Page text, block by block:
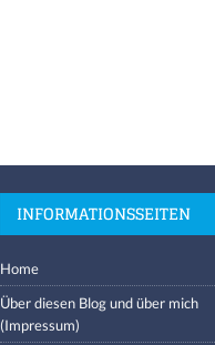
INFORMATIONSSEITEN
Home
Über diesen Blog und über mich
(Impressum)